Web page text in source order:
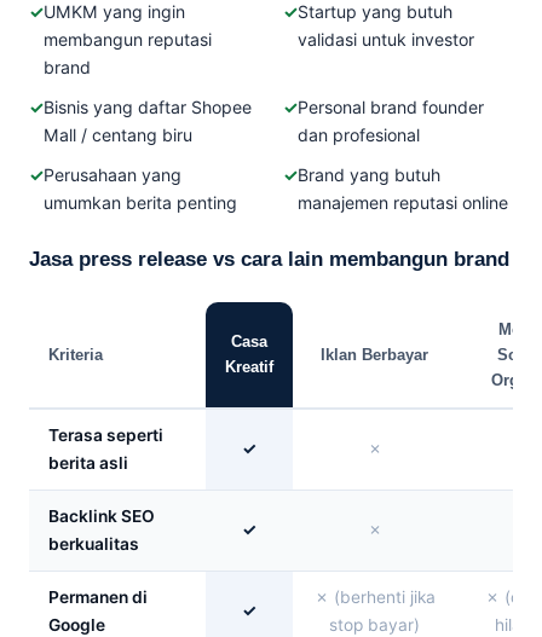
✓UMKM yang ingin
membangun reputasi
brand
✓Startup yang butuh
validasi untuk investor
✓Bisnis yang daftar Shopee
Mall / centang biru
✓Personal brand founder
dan profesional
✓Perusahaan yang
umumkan berita penting
✓Brand yang butuh
manajemen reputasi online
Jasa press release vs cara lain membangun brand
Kriteria
Casa
Kreatif
Iklan Berbayar
Media
Terasa seperti
berita asli
✓ ✗
Backlink SEO
berkualitas
✓ ✗
Permanen di
Google
✓
✗ (berhenti jika
stop bayar)
✗